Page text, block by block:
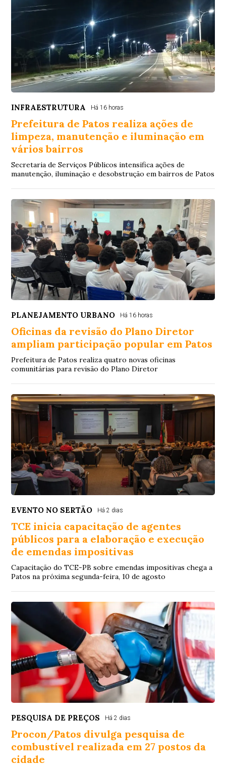
INFRAESTRUTURA Há 16 horas
Prefeitura de Patos realiza ações de
limpeza, manutenção e iluminação em
vários bairros
Secretaria de Serviços Públicos intensifica ações de
manutenção, iluminação e desobstrução em bairros de Patos
PLANEJAMENTO URBANO Há 16 horas
Oficinas da revisão do Plano Diretor
ampliam participação popular em Patos
Prefeitura de Patos realiza quatro novas oficinas
comunitárias para revisão do Plano Diretor
EVENTO NO SERTÃO Há 2 dias
TCE inicia capacitação de agentes
públicos para a elaboração e execução
de emendas impositivas
Capacitação do TCE-PB sobre emendas impositivas chega a
Patos na próxima segunda-feira, 10 de agosto
PESQUISA DE PREÇOS Há 2 dias
Procon/Patos divulga pesquisa de
combustível realizada em 27 postos da
cidade